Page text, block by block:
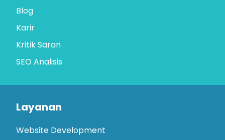
Blog
Karir
Kritik Saran
SEO Analisis
Layanan
Website Development